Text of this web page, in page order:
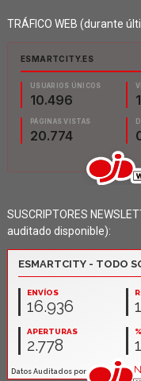
TRÁFICO WEB (durante
SUSCRIPTORES
auditado disponible):